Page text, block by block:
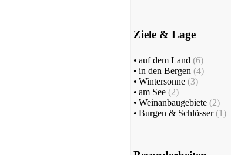
Ziele & Lage
• auf dem Land (6)
• in den Bergen (4)
• Wintersonne (3)
• am See (2)
• Weinanbaugebiete (2)
• Burgen & Schlösser(1)